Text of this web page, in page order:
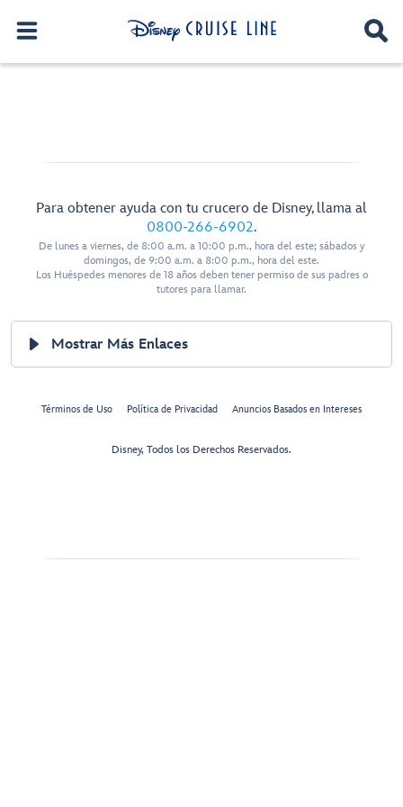
Para obtener ayuda con tu crucero de Disney, llama al
0800-266-6902.
De lunes a viernes, de 8:00 a.m. a 10:00 p.m., hora del este; sábados y
domingos, de 9:00 a.m. a 8:00 p.m., hora del este.
Los Huéspedes menores de 18 años deben tener permiso de sus padres o
tutores para llamar.
Mostrar Más Enlaces
Términos de Uso Política de Privacidad Anuncios Basados en Intereses
Disney, Todos los Derechos Reservados.